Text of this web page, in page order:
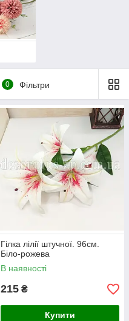
0 Фільтри
Гілка лілії штучної. 96см.
Біло-рожева
В наявності
215 ₴
Купити